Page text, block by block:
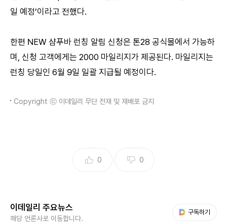
일 예정’이라고 전했다.
한편 NEW 샴푸바 런칭 알림 신청은 톤28 공식몰에서 가능하
며, 신청 고객에게는 2000 마일리지가 제공된다. 마일리지는
런칭 당일인 6월 9일 일괄 지급될 예정이다.
Copyright ⓒ 이데일리 무단 전재 및 재배포 금지
0 0
이데일리 주요뉴스
해당 언론사로 이동합니다.
구독하기